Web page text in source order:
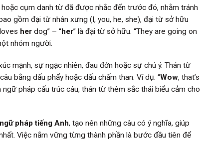
cụm danh từ đã được nhắc đến trước đó, nhằm tránh
gồm đại từ nhân xưng (I, you, he, she), đại từ sở hữu
her dog” – “her” là đại từ sở hữu. “They are going on
nhóm người.
mạnh, sự ngạc nhiên, đau đớn hoặc sự chú ý. Thán từ
bằng dấu phẩy hoặc dấu chấm than. Ví dụ: “Wow, that’s
ngữ pháp cấu trúc câu, thán từ thêm sắc thái biểu cảm cho
pháp tiếng Anh, tạo nên những câu có ý nghĩa, giúp
Việc nắm vững từng thành phần là bước đầu tiên để